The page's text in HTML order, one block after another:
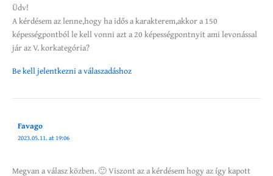
Üdv!
A kérdésem az lenne,hogy ha idős a karakterem,akkor a 150
képességpontból le kell vonni azt a 20 képességpontnyit ami levonással
jár az V. korkategória?
Be kell jelentkezni a válaszadáshoz
Favago
2023.05.11. at 19:06
Megvan a válasz közben. 🙂 Viszont az a kérdésem hogy az így kapott